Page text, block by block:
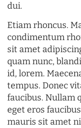
dui.
Etiam rhoncus.
condimentum
sit amet
quam nunc,
id, lorem.
tempus. Donec
faucibus. Nullam
eget eros
mauris sit amet